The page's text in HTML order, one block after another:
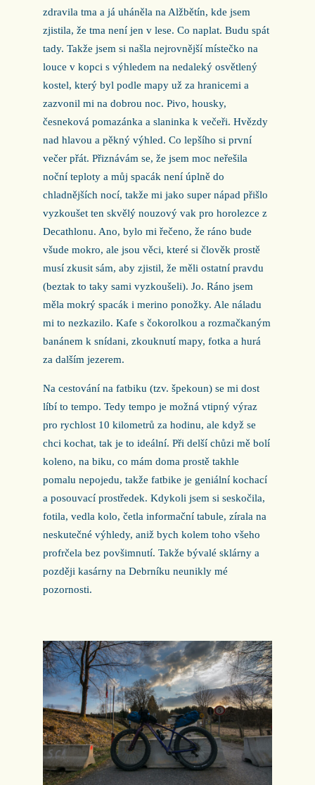
zdravila tma a já uháněla na Alžbětín, kde jsem
zjistila, že tma není jen v lese. Co naplat. Budu spát
tady. Takže jsem si našla nejrovnější místečko na
louce v kopci s výhledem na nedaleký osvětlený
kostel, který byl podle mapy už za hranicemi a
zazvonil mi na dobrou noc. Pivo, housky,
česneková pomazánka a slaninka k večeři. Hvězdy
nad hlavou a pěkný výhled. Co lepšího si první
večer přát. Přiznávám se, že jsem moc neřešila
noční teploty a můj spacák není úplně do
chladnějších nocí, takže mi jako super nápad přišlo
vyzkoušet ten skvělý nouzový vak pro horolezce z
Decathlonu. Ano, bylo mi řečeno, že ráno bude
všude mokro, ale jsou věci, které si člověk prostě
musí zkusit sám, aby zjistil, že měli ostatní pravdu
(beztak to taky sami vyzkoušeli). Jo. Ráno jsem
měla mokrý spacák i merino ponožky. Ale náladu
mi to nezkazilo. Kafe s čokorolkou a rozmačkaným
banánem k snídani, zkouknutí mapy, fotka a hurá
za dalším jezerem.
Na cestování na fatbiku (tzv. špekoun) se mi dost
líbí to tempo. Tedy tempo je možná vtipný výraz
pro rychlost 10 kilometrů za hodinu, ale když se
chci kochat, tak je to ideální. Při delší chůzi mě bolí
koleno, na biku, co mám doma prostě takhle
pomalu nepojedu, takže fatbike je geniální kochací
a posouvací prostředek. Kdykoli jsem si seskočila,
fotila, vedla kolo, četla informační tabule, zírala na
neskutečné výhledy, aniž bych kolem toho všeho
profrčela bez povšimnutí. Takže bývalé sklárny a
později kasárny na Debrníku neunikly mé
pozornosti.